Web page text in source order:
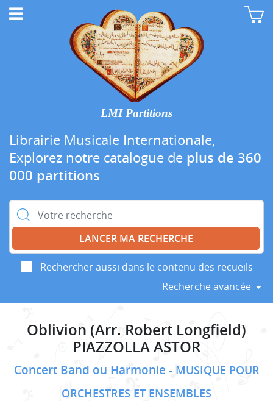
LMI Partitions
Librairie Musicale Internationale,
Explorez notre catalogue de plus de 360
000 partitions
Rechercher :
Rechercher aussi dans le contenu des recueils
Recherche avancée
Oblivion (Arr. Robert Longfield)
PIAZZOLLA ASTOR
Concert Band ou Harmonie
MUSIQUE POUR
ORCHESTRES ET ENSEMBLES